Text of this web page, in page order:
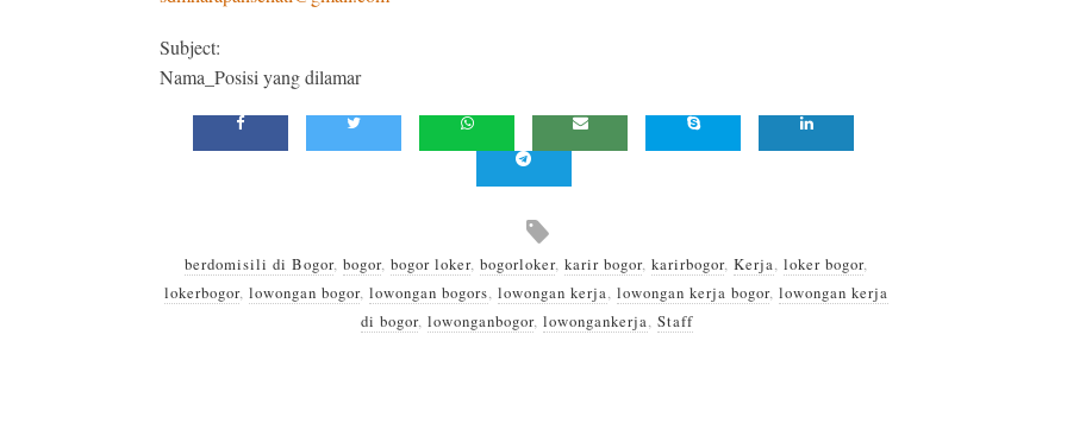
Subject:
Nama_Posisi yang dilamar
berdomisili di Bogor,bogor,bogor loker,bogorloker,karir bogor,karirbogor,Kerja,loker bogor,
lokerbogor,lowongan bogor,lowongan bogors,lowongan kerja,lowongan kerja bogor,lowongan kerja
di bogor, lowonganbogor, lowongankerja, Staff